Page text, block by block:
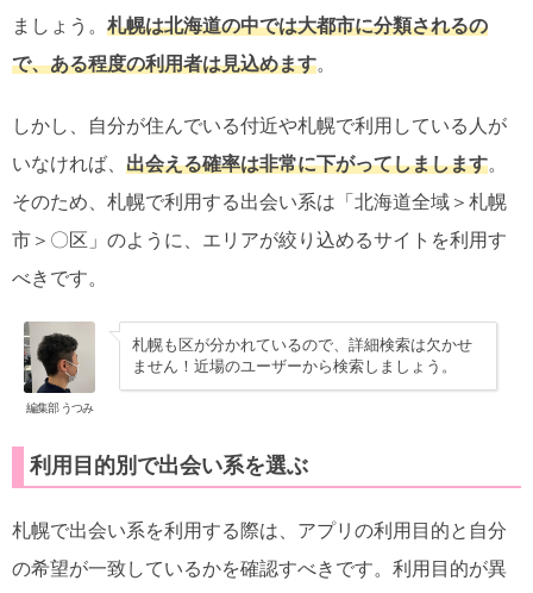
ましょう。 札幌は北海道の中では大都市に分類されるの
で、ある程度の利用者は見込めます。
しかし、自分が住んでいる付近や札幌で利用している人が
いなければ、 出会える確率は非常に下がってしまします。
そのため、札幌で利用する出会い系は「北海道全域＞札幌
市＞〇区」のように、エリアが絞り込めるサイトを利用す
べきです。
編集部 うつみ
札幌も区が分かれているので、詳細検索は欠かせ
ません！近場のユーザーから検索しましょう。
利用目的別で出会い系を選ぶ
札幌で出会い系を利用する際は、アプリの利用目的と自分
の希望が一致しているかを確認すべきです。利用目的が異